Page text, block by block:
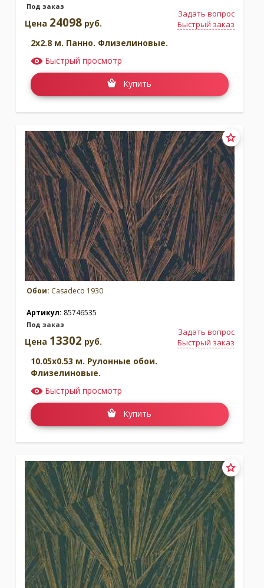
Под заказ
Задать вопрос
Быстрый заказ
Цена 24098 руб.
2x2.8 м. Панно. Флизелиновые.
Быстрый просмотр
Купить
Обои: Casadeco 1930
Артикул: 85746535
Под заказ
Задать вопрос
Быстрый заказ
Цена 13302 руб.
10.05x0.53 м. Рулонные обои.
Флизелиновые.
Быстрый просмотр
Купить